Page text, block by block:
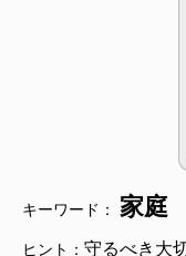
キーワード： 家庭
ヒント： 守るべき大